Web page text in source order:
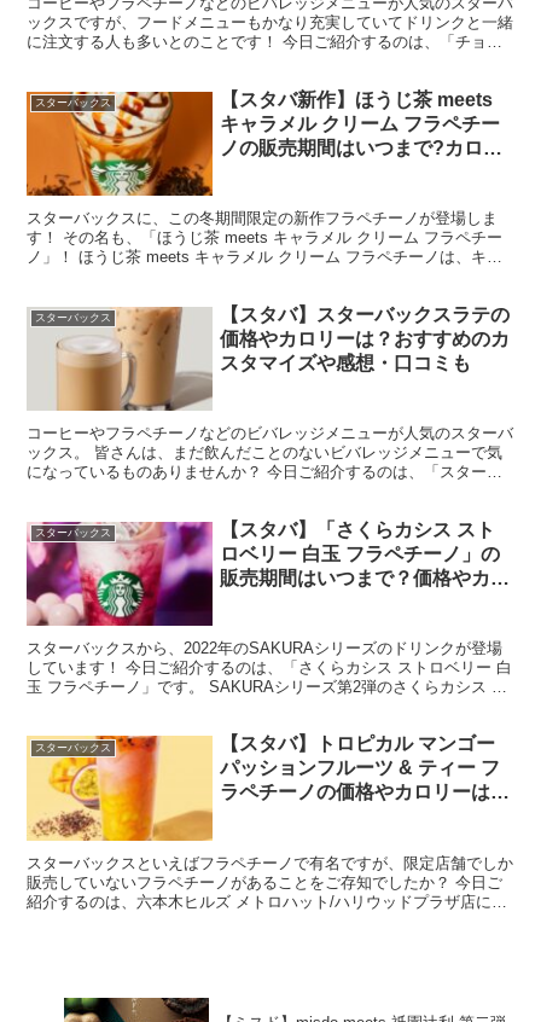
ックスですが、フードメニューもかなり充実していてドリンクと一緒
に注文する人も多いとのことです！ 今日ご紹介するのは、「チョコ
スターバックス
【スタバ新作】ほうじ茶 meets
キャラメル クリーム フラペチー
ノの販売期間はいつまで?カロリ
スターバックスに、この冬期間限定の新作フラペチーノが登場しま
す！ その名も、「ほうじ茶 meets キャラメル クリーム フラペチー
ノ」！ ほうじ茶 meets キャラメル クリーム フラペチーノは、キャ
スターバックス
【スタバ】スターバックスラテの
価格やカロリーは？おすすめのカ
スタマイズや感想・口コミも
コーヒーやフラペチーノなどのビバレッジメニューが人気のスターバ
ックス。 皆さんは、まだ飲んだことのないビバレッジメニューで気
になっているものありませんか？ 今日ご紹介するのは、「スターバ
スターバックス
【スタバ】「さくらカシス スト
ロベリー 白玉 フラペチーノ」の
販売期間はいつまで？価格やカロ
スターバックスから、2022年のSAKURAシリーズのドリンクが登場
しています！ 今日ご紹介するのは、「さくらカシス ストロベリー 白
玉 フラペチーノ」です。 SAKURAシリーズ第2弾のさくらカシス ス
スターバックス
【スタバ】トロピカル マンゴー
パッションフルーツ & ティー フ
ラペチーノの価格やカロリーは？
スターバックスといえばフラペチーノで有名ですが、限定店舗でしか
販売していないフラペチーノがあることをご存知でしたか？ 今日ご
紹介するのは、六本木ヒルズ メトロハット/ハリウッドプラザ店にあ